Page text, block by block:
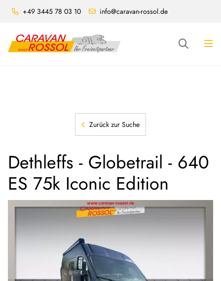
+49 3445 78 03 10 info@caravan-rossol.de
Zurück zur Suche
Dethleffs - Globetrail - 640
ES 75k Iconic Edition